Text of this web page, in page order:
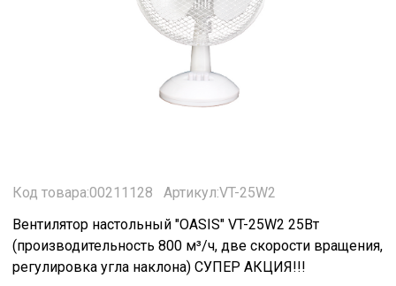
Код товара:00211128
Артикул:VT-25W2
Вентилятор настольный "OASIS" VT-25W2 25Вт
(производительность 800 м³/ч, две скорости вращения,
регулировка угла наклона) СУПЕР АКЦИЯ!!!